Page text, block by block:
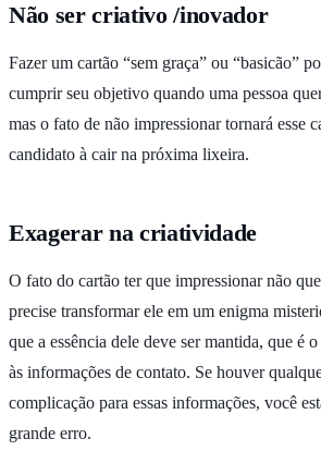
Não ser criativo /inovador
Fazer um cartão “sem graça” ou “basicão”
cumprir seu objetivo quando uma pessoa
mas o fato de não impressionar tornará esse
candidato à cair na próxima lixeira.
Exagerar na criatividade
O fato do cartão ter que impressionar não
precise transformar ele em um enigma
que a essência dele deve ser mantida, que é
às informações de contato. Se houver
complicação para essas informações, você
grande erro.